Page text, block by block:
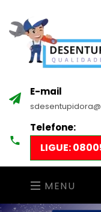
E-mail
Telefone:
LIGUE:
MENU